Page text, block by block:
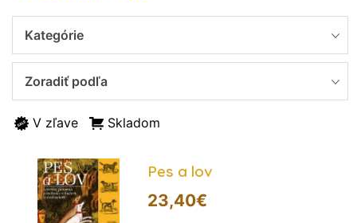
Kategórie
Zoradiť podľa
V zľave Skladom
Pes a lov
23,40€